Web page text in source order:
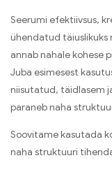
Seerumi efektiivsus,
ühendatud täiuslikuks
annab nahale kohese
Juba esimesest
niisutatud, täidlasem
paraneb naha
Soovitame kasutada
naha struktuuri